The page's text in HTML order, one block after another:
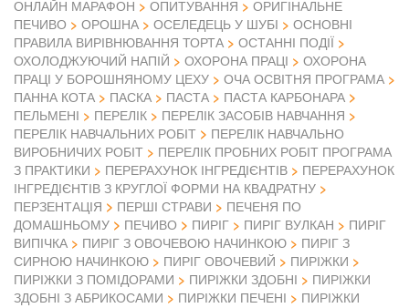
ОНЛАЙН МАРАФОН
ОПИТУВАННЯ
ОРИГІНАЛЬНЕ
ПЕЧИВО
ОРОШНА ОСЕЛЕДЕЦЬ У ШУБІ
ОСНОВНІ
ПРАВИЛА ВИРІВНЮВАННЯ ТОРТА
ОСТАННІ ПОДІЇ
ОХОЛОДЖУЮЧИЙ НАПІЙ
ОХОРОНА ПРАЦІ
ОХОРОНА
ПРАЦІ У БОРОШНЯНОМУ ЦЕХУ
ОЧА ОСВІТНЯ ПРОГРАМА
ПАННА КОТА
ПАСКА ПАСТА
ПАСТА КАРБОНАРА
ПЕЛЬМЕНІ
ПЕРЕЛІК
ПЕРЕЛІК ЗАСОБІВ НАВЧАННЯ
ПЕРЕЛІК НАВЧАЛЬНИХ РОБІТ
ПЕРЕЛІК НАВЧАЛЬНО
ВИРОБНИЧИХ РОБІТ
ПЕРЕЛІК ПРОБНИХ РОБІТ ПРОГРАМА
З ПРАКТИКИ
ПЕРЕРАХУНОК ІНГРЕДІЄНТІВ
ПЕРЕРАХУНОК
ІНГРЕДІЄНТІВ З КРУГЛОЇ ФОРМИ НА КВАДРАТНУ
ПЕРЗЕНТАЦІЯ
ПЕРШІ СТРАВИ
ПЕЧЕНЯ ПО
ДОМАШНЬОМУ
ПЕЧИВО ПИРІГ ПИРІГ ВУЛКАН
ПИРІГ
ВИПІЧКА
ПИРІГ З ОВОЧЕВОЮ НАЧИНКОЮ
ПИРІГ З
СИРНОЮ НАЧИНКОЮ
ПИРІГ ОВОЧЕВИЙ
ПИРІЖКИ
ПИРІЖКИ З ПОМІДОРАМИ
ПИРІЖКИ ЗДОБНІ
ПИРІЖКИ
ЗДОБНІ З АБРИКОСАМИ
ПИРІЖКИ ПЕЧЕНІ
ПИРІЖКИ